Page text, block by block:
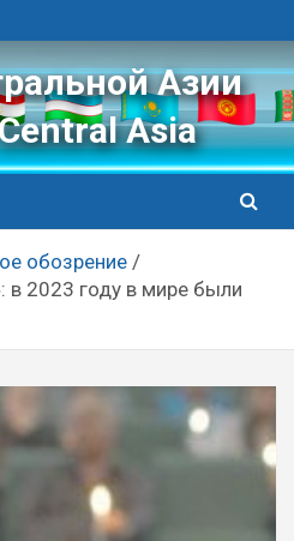
Азии
Asia
обозрение
в 2023 году в мире были